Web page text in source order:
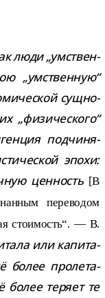
люди „умствен­
„умствен­ную“
сущ­но­
„физи­че­ского“
под­чи­ня­
эпохи:
цен­ность [В
пере­во­дом
сто­и­мость“. — В.
или капи­та­
более про­ле­та­
более теряет те